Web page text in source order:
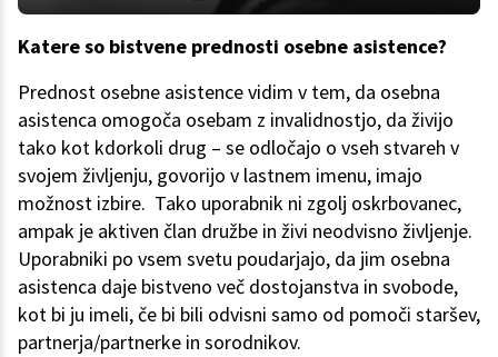
Katere so bistvene prednosti osebne asistence?
Prednost osebne asistence vidim v tem, da osebna
asistenca omogoča osebam z invalidnostjo, da živijo
tako kot kdorkoli drug – se odločajo o vseh stvareh v
svojem življenju, govorijo v lastnem imenu, imajo
možnost izbire. Tako uporabnik ni zgolj oskrbovanec,
ampak je aktiven član družbe in živi neodvisno življenje.
Uporabniki po vsem svetu poudarjajo, da jim osebna
asistenca daje bistveno več dostojanstva in svobode,
kot bi ju imeli, če bi bili odvisni samo od pomoči staršev,
partnerja/partnerke in sorodnikov.